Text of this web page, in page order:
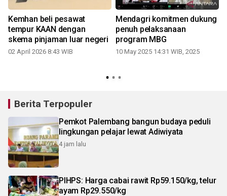
Kemhan beli pesawat
tempur KAAN dengan
skema pinjaman luar negeri
02 April 2026 8:43 WIB
Mendagri komitmen dukung
penuh pelaksanaan
program MBG
10 May 2025 14:31 WIB, 2025
Berita Terpopuler
Pemkot Palembang bangun budaya peduli
lingkungan pelajar lewat Adiwiyata
4 jam lalu
PIHPS: Harga cabai rawit Rp59.150/kg, telur
ayam Rp29.550/kg